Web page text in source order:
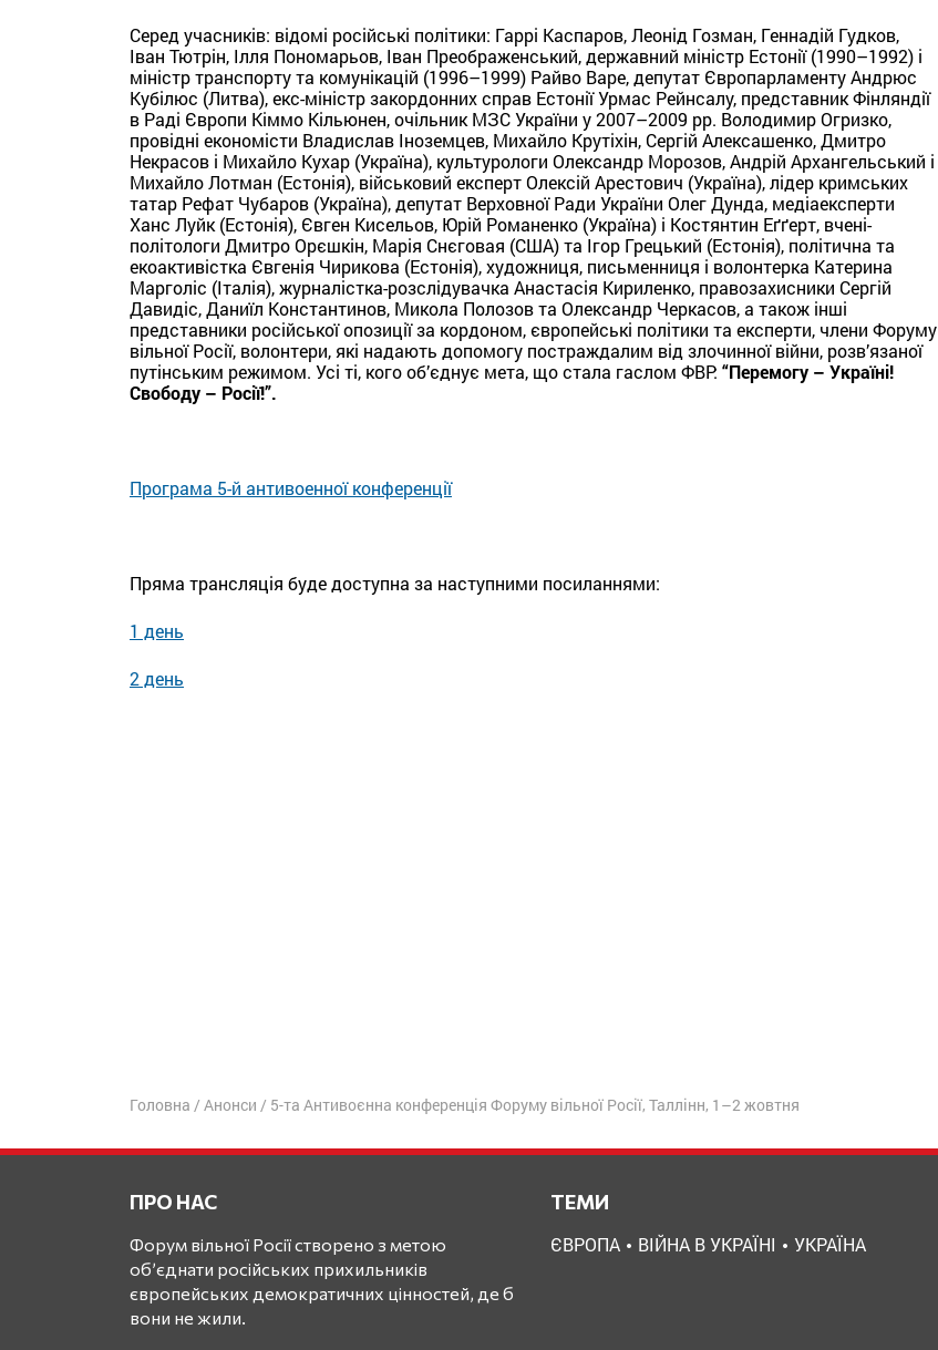
Серед учасників: відомі російські політики: Гаррі Каспаров, Леонід Гозман, Геннадій Гудков,
Іван Тютрін, Ілля Пономарьов, Іван Преображенський, державний міністр Естонії (1990–1992) і
міністр транспорту та комунікацій (1996–1999) Райво Варе, депутат Європарламенту Андрюс
Кубілюс (Литва), екс-міністр закордонних справ Естонії Урмас Рейнсалу, представник Фінляндії
в Раді Європи Кіммо Кільюнен, очільник МЗС України у 2007–2009 рр. Володимир Огризко,
провідні економісти Владислав Іноземцев, Михайло Крутіхін, Сергій Алексашенко, Дмитро
Некрасов і Михайло Кухар (Україна), культурологи Олександр Морозов, Андрій Архангельський і
Михайло Лотман (Естонія), військовий експерт Олексій Арестович (Україна), лідер кримських
татар Рефат Чубаров (Україна), депутат Верховної Ради України Олег Дунда, медіаексперти
Ханс Луйк (Естонія), Євген Кисельов, Юрій Романенко (Україна) і Костянтин Еґґерт, вчені-
політологи Дмитро Орєшкін, Марія Снєговая (США) та Ігор Грецький (Естонія), політична та
екоактивістка Євгенія Чирикова (Естонія), художниця, письменниця і волонтерка Катерина
Марголіс (Італія), журналістка-розслідувачка Анастасія Кириленко, правозахисники Сергій
Давидіс, Даниїл Константинов, Микола Полозов та Олександр Черкасов, а також інші
представники російської опозиції за кордоном, європейські політики та експерти, члени Форуму
вільної Росії, волонтери, які надають допомогу постраждалим від злочинної війни, розв’язаної
путінським режимом. Усі ті, кого об’єднує мета, що стала гаслом ФВР: “Перемогу – Україні!
Свободу – Росії!”.
Програма 5-й антивоенної конференції
Пряма трансляція буде доступна за наступними посиланнями:
1 день
2 день
Головна / Анонси / 5-та Антивоєнна конференція Форуму вільної Росії, Таллінн, 1–2 жовтня
ПРО НАС
Форум вільної Росії створено з метою
об’єднати російських прихильників
європейських демократичних цінностей, де б
вони не жили.
ТЕМИ
ЄВРОПА ВІЙНА В УКРАЇНІ УКРАЇНА